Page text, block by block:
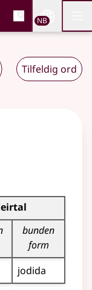
og
NB
Tilfeldig ord
bunden
form
jodida